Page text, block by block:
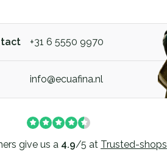
+31 6 5550 9970
info@ecuafina.nl
give us a 4.9/5 at Trusted-shops